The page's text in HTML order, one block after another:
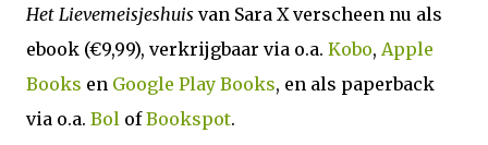
Het Lievemeisjeshuis van Sara X verscheen nu als
ebook (€9,99), verkrijgbaar via o.a. Kobo, Apple
Books en Google Play Books, en als paperback
via o.a. Bol ofBookspot.